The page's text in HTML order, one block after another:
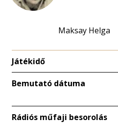
Maksay Helga
Játékidő
Bemutató dátuma
Rádiós műfaji besorolás